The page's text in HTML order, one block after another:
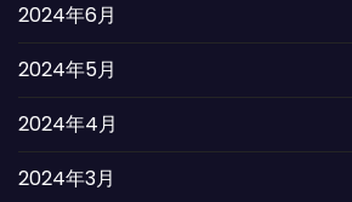
2024年6月
2024年5月
2024年4月
2024年3月